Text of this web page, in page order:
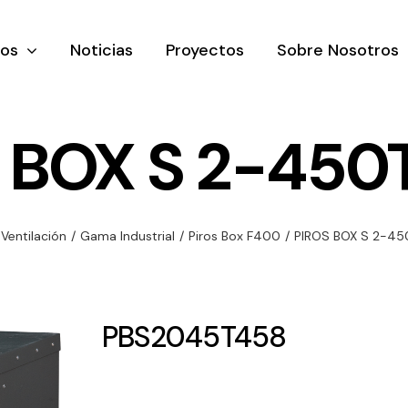
y
de
y
Ventilación
ventilación
Noticias Proyectos Sobre Nosotros
BOX S 2-
Ventilación / Gama Industrial / Piros Box F400 / PIROS BOX S 2-
PBS2045T458